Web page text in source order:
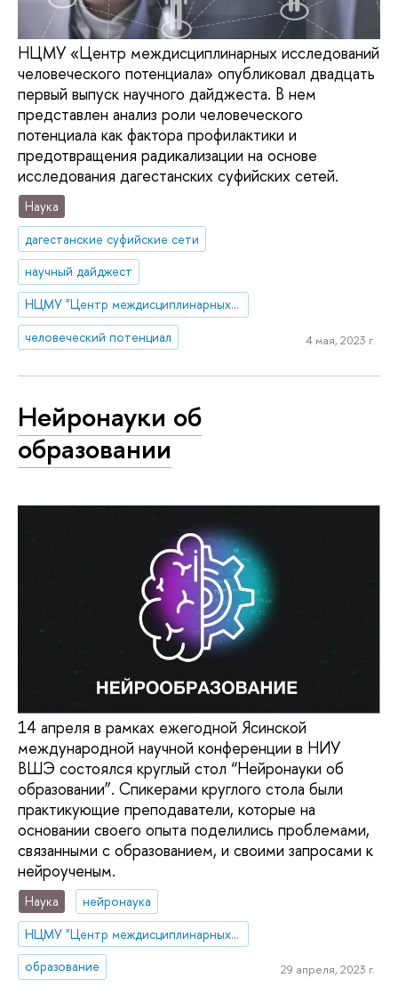
НЦМУ «Центр междисциплинарных исследований
человеческого потенциала» опубликовал двадцать
первый выпуск научного дайджеста. В нем
представлен анализ роли человеческого
потенциала как фактора профилактики и
предотвращения радикализации на основе
исследования дагестанских суфийских сетей.
Наука
дагестанские суфийские сети
научный дайджест
НЦМУ "Центр междисциплинарных исследований человеческого потенциала"
человеческий потенциал
4 мая, 2023 г.
Нейронауки об
образовании
14 апреля в рамках ежегодной Ясинской
международной научной конференции в НИУ
ВШЭ состоялся круглый стол “Нейронауки об
образовании”. Спикерами круглого стола были
практикующие преподаватели, которые на
основании своего опыта поделились проблемами,
связанными с образованием, и своими запросами к
нейроученым.
Наука
нейронаука
НЦМУ "Центр междисциплинарных исследований человеческого потенциала"
образование
29 апреля, 2023 г.